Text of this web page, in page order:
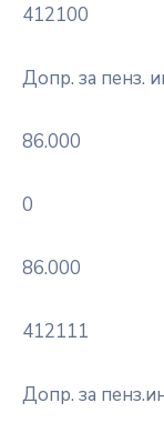
412100
Допр. за пенз.
86.000
0
86.000
412111
Допр. за